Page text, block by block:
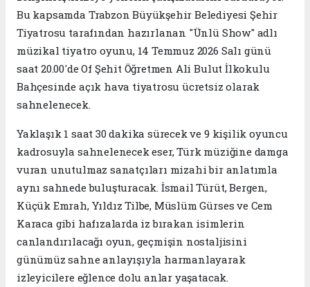
Bu kapsamda Trabzon Büyükşehir Belediyesi Şehir
Tiyatrosu tarafından hazırlanan "Ünlü Show" adlı
müzikal tiyatro oyunu, 14 Temmuz 2026 Salı günü
saat 20.00'de Of Şehit Öğretmen Ali Bulut İlkokulu
Bahçesinde açık hava tiyatrosu ücretsiz olarak
sahnelenecek.
Yaklaşık 1 saat 30 dakika sürecek ve 9 kişilik oyuncu
kadrosuyla sahnelenecek eser, Türk müziğine damga
vuran unutulmaz sanatçıları mizahi bir anlatımla
aynı sahnede buluşturacak. İsmail Türüt, Bergen,
Küçük Emrah, Yıldız Tilbe, Müslüm Gürses ve Cem
Karaca gibi hafızalarda iz bırakan isimlerin
canlandırılacağı oyun, geçmişin nostaljisini
günümüz sahne anlayışıyla harmanlayarak
izleyicilere eğlence dolu anlar yaşatacak.